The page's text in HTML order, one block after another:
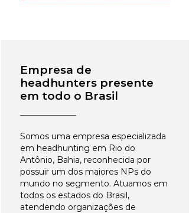
Empresa de
headhunters presente
em todo o Brasil
Somos uma empresa especializada
em headhunting em Rio do
Antônio, Bahia, reconhecida por
possuir um dos maiores NPs do
mundo no segmento. Atuamos em
todos os estados do Brasil,
atendendo organizações de